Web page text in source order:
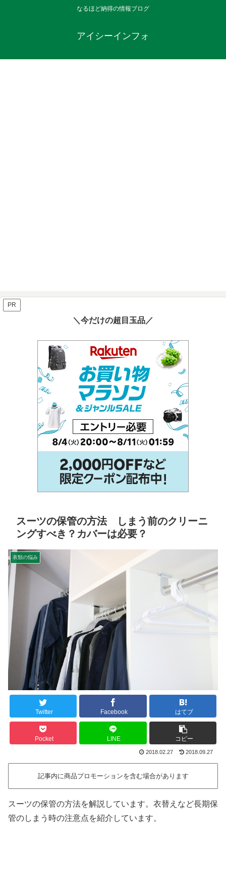
なるほど納得の情報ブログ
アイシーインフォ
PR
＼今だけの超目玉品／
スーツの保管の方法 しまう前のクリーニ
ングすべき？カバーは必要？
衣類の悩み
Twitter Facebook はてブ
Pocket LINE コピー
2018.02.27 2018.09.27
記事内に商品プロモーションを含む場合があります
スーツの保管の方法を解説しています。衣替えなど長期保
管のしまう時の注意点を紹介しています。